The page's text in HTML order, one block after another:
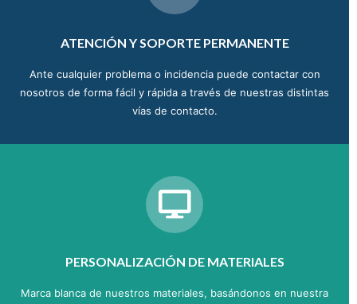
ATENCIÓN Y SOPORTE PERMANENTE
Ante cualquier problema o incidencia puede contactar con
nosotros de forma fácil y rápida a través de nuestras distintas
vías de contacto.
PERSONALIZACIÓN DE MATERIALES
Marca blanca de nuestros materiales, basándonos en nuestra